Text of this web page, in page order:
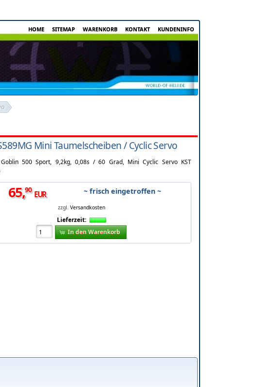
HOME SITEMAP WARENKORB KONTAKT KUNDENINFO
Mini Taumelscheiben / Cyclic Servo
500 Sport, 9,2kg, 0,08s / 60 Grad, Mini Cyclic Servo KST
65,90 EUR ~ frisch eingetroffen ~
zzgl. Versandkosten
Lieferzeit:
In den Warenkorb